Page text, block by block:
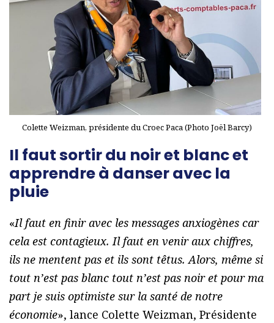
Colette Weizman, présidente du Croec Paca (Photo Joël Barcy)
Il faut sortir du noir et blanc et
apprendre à danser avec la
pluie
«Il faut en finir avec les messages anxiogènes car
cela est contagieux. Il faut en venir aux chiffres,
ils ne mentent pas et ils sont têtus. Alors, même si
tout n’est pas blanc tout n’est pas noir et pour ma
part je suis optimiste sur la santé de notre
économie», lance Colette Weizman, Présidente